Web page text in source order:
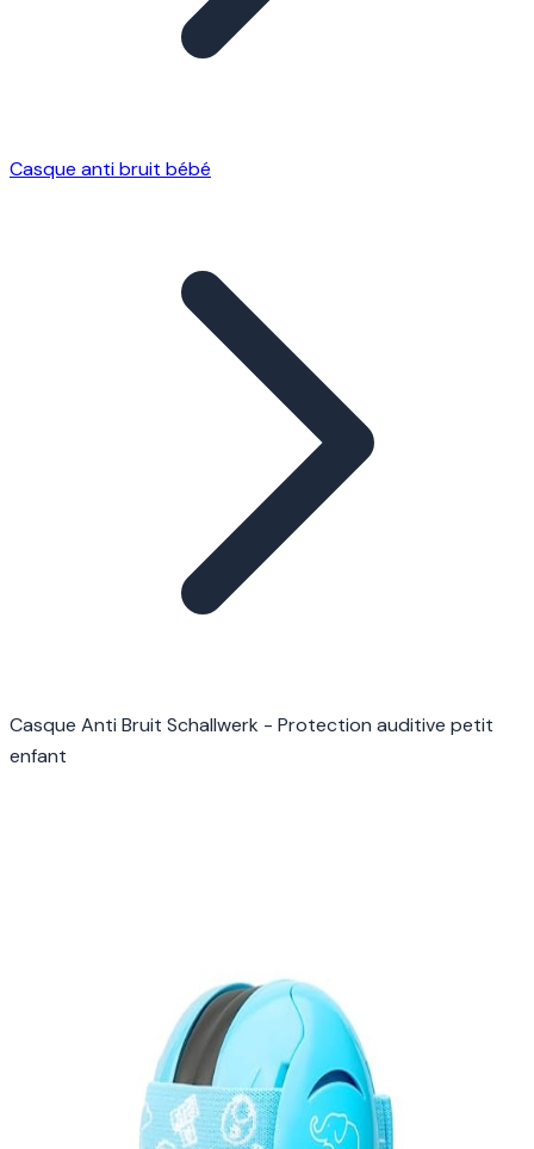
Casque anti bruit bébé
Casque Anti Bruit Schallwerk - Protection auditive petit
enfant